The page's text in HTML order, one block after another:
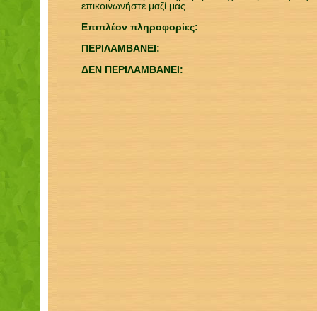
επικοινωνήστε μαζί μας
Επιπλέον πληροφορίες:
ΠΕΡΙΛΑΜΒΑΝΕΙ:
ΔΕΝ ΠΕΡΙΛΑΜΒΑΝΕΙ: